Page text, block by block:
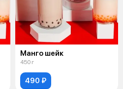
Манго шейк
450 г
490 ₽